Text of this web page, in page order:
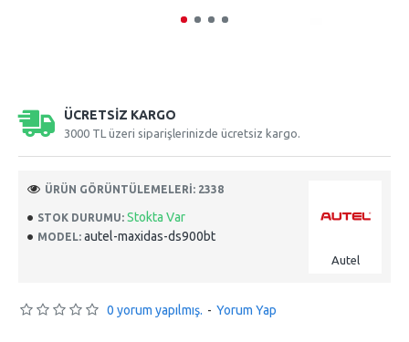
ÜCRETSIZ KARGO
3000 TL üzeri siparişlerinizde ücretsiz kargo.
STOK DURUMU: Stokta Var
MODEL: autel-maxidas-ds900bt
Autel
ÜRÜN GÖRÜNTÜLEMELERI: 2338
0 yorum yapılmış. - Yorum Yap